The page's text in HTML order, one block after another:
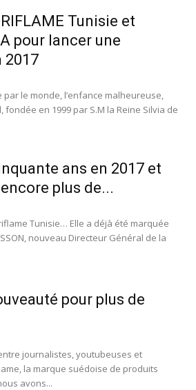
Tunisie et
pour lancer une
2017
le monde, l’enfance malheureuse,
en 1999 par S.M la Reine Silvia de
ans en 2017 et
plus de...
Tunisie… Elle a déjà été marquée
nouveau Directeur Général de la
pour plus de
journalistes, youtubeuses et
la marque suédoise de produits
avons...